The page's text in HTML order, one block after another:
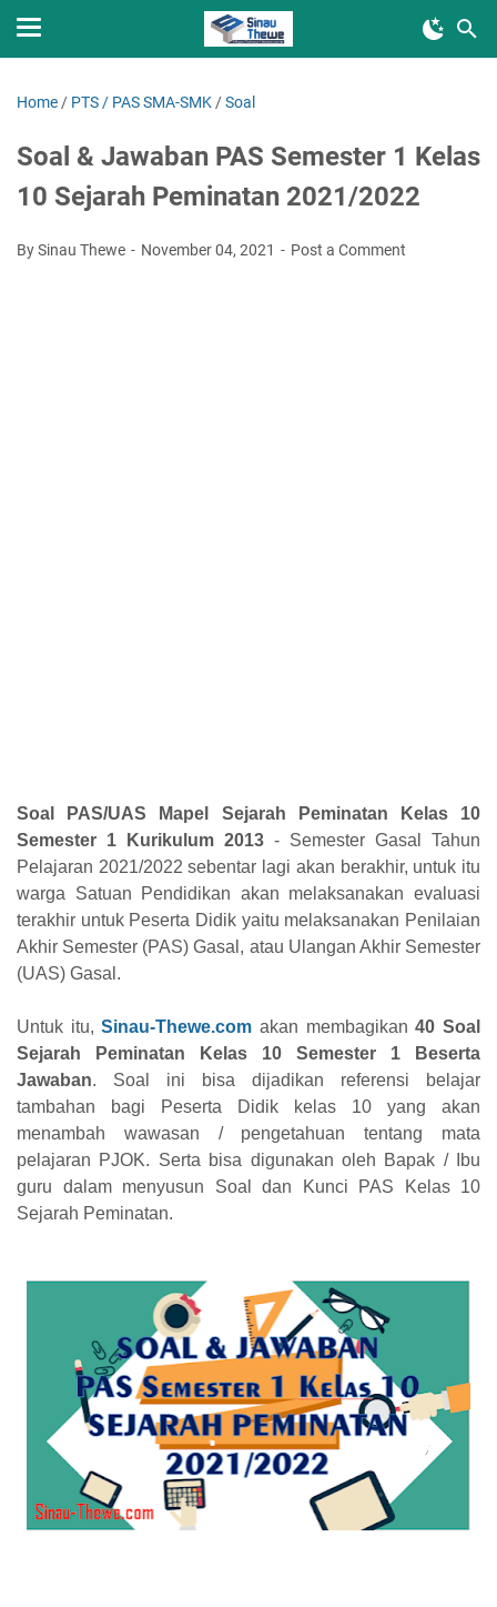
Home / PTS / PAS SMA-SMK /Soal
Soal & Jawaban PAS Semester 1 Kelas
10 Sejarah Peminatan 2021/2022
By Sinau Thewe November 04, 2021 Post a Comment
Soal PAS/UAS Mapel Sejarah Peminatan Kelas 10
Semester 1 Kurikulum 2013 - Semester Gasal Tahun
Pelajaran 2021/2022 sebentar lagi akan berakhir, untuk itu
warga Satuan Pendidikan akan melaksanakan evaluasi
terakhir untuk Peserta Didik yaitu melaksanakan Penilaian
Akhir Semester (PAS) Gasal, atau Ulangan Akhir Semester
(UAS) Gasal.
Untuk itu,Sinau-Thewe.com akan membagikan40 Soal
Sejarah Peminatan Kelas 10 Semester 1 Beserta
Jawaban. Soal ini bisa dijadikan referensi belajar
tambahan bagi Peserta Didik kelas 10 yang akan
menambah wawasan / pengetahuan tentang mata
pelajaran PJOK. Serta bisa digunakan oleh Bapak / Ibu
guru dalam menyusun Soal dan Kunci PAS Kelas 10
Sejarah Peminatan.